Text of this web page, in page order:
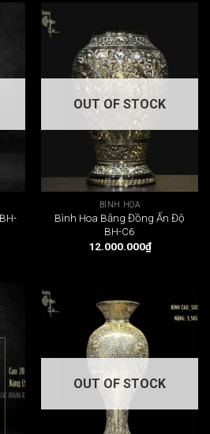
OUT OF STOCK
BÌNH HOA
Bình Hoa Bằng Đồng Ấn Độ
BH-C6
12.000.000₫
OUT OF STOCK